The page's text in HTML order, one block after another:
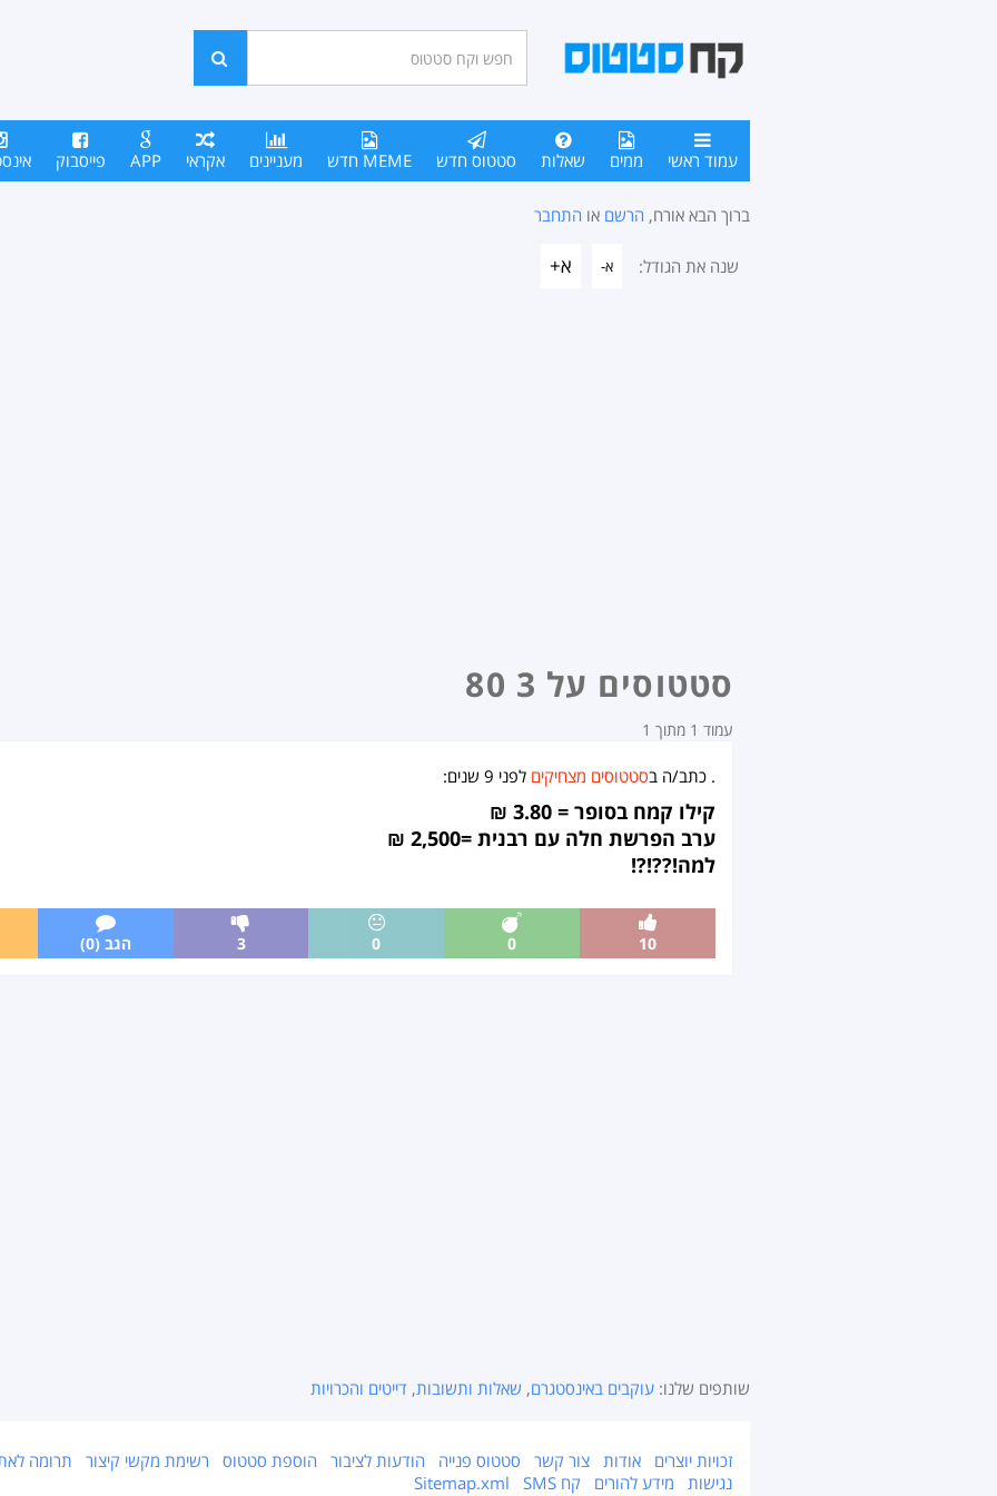
סטטוסים
חפש
עמוד ראשי ממים שאלות סטטוס חדש MEME חדש מעניינים אקראי APP פייסבוק
ברוך הבא אורח, הרשם או התחבר
שנה את הגודל: א- א+
סטטוסים על 3 80
עמוד 1 מתוך 1
. כתב/ה בסטטוסים מצחיקים לפני 9 שנים :
קילו קמח בסופר = 3.80 ₪
ערב הפרשת חלה עם רבנית =2,500 ₪
למה!??!?!
10
0
0
3 הגב (0)
שותפים שלנו: עוקבים באינסטגרם, שאלות ותשובות, דייטים והכרויות
זכויות יוצרים אודות צור קשר סטטוס פנייה הודעות לציבור הוספת סטטוס רשימת מקשי קיצור תרומה
נגישות
מידע להורים קח SMS Sitemap.xml